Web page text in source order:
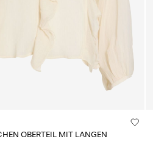
OBERTEIL MIT LANGEN